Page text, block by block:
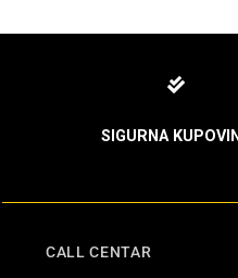
SIGURNA
CALL CENTAR